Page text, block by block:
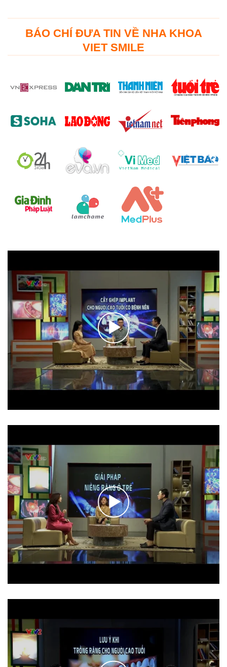
BÁO CHÍ ĐƯA TIN VỀ NHA KHOA
VIET SMILE